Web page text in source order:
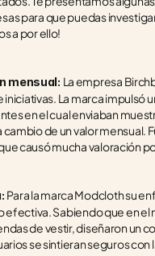
para que puedas
a por ello!
mensual: La empresa
La marca impulsó
en el cual enviaban
de un valor mensual.
causó mucha valoración
Para la marca Modcloth su
efectiva. Sabiendo que en el
de vestir, diseñaron un
se sintieran seguros con